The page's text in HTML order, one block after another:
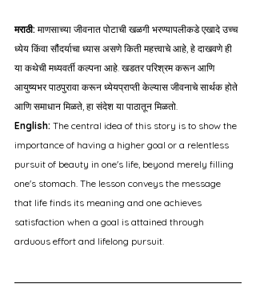
मराठी: माणसाच्या जीवनात पोटाची खळगी भरण्यापलीकडे एखादे उच्च
ध्येय किंवा सौंदर्याचा ध्यास असणे किती महत्त्वाचे आहे, हे दाखवणे ही
या कथेची मध्यवर्ती कल्पना आहे. खडतर परिश्रम करून आणि
आयुष्यभर पाठपुरावा करून ध्येयप्राप्ती केल्यास जीवनाचे सार्थक होते
आणि समाधान मिळते, हा संदेश या पाठातून मिळतो.
English: The central idea of this story is to show the
importance of having a higher goal or a relentless
pursuit of beauty in one's life, beyond merely filling
one's stomach. The lesson conveys the message
that life finds its meaning and one achieves
satisfaction when a goal is attained through
arduous effort and lifelong pursuit.